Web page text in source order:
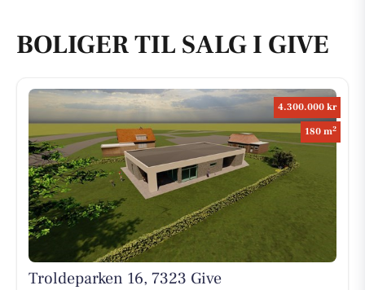
BOLIGER TIL SALG I GIVE
4.300.000 kr
180 m2
Troldeparken 16, 7323 Give